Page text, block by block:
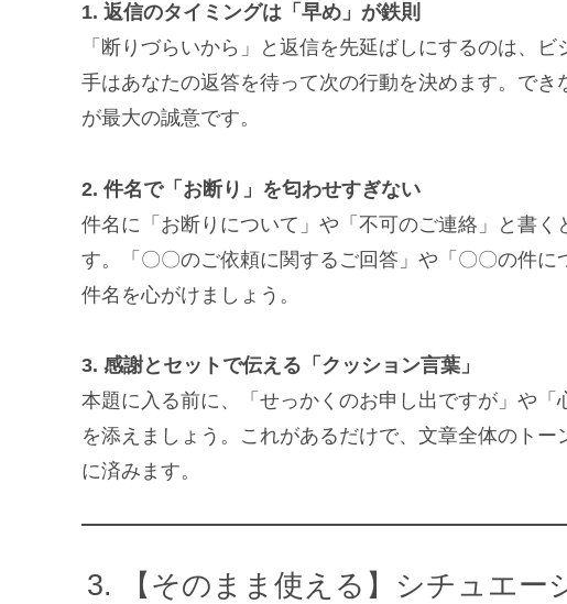
1. 返信のタイミングは「早め」が鉄則
「断りづらいから」と返信を先延ばしにするのは、
手はあなたの返答を待って次の行動を決めます。で
が最大の誠意です。
2. 件名で「お断り」を匂わせすぎない
件名に「お断りについて」や「不可のご連絡」と書
す。「〇〇のご依頼に関するご回答」や「〇〇の件
件名を心がけましょう。
3. 感謝とセットで伝える「クッション言葉」
本題に入る前に、「せっかくのお申し出ですが」や
を添えましょう。これがあるだけで、文章全体のト
に済みます。
【そのまま使える】シチュエ